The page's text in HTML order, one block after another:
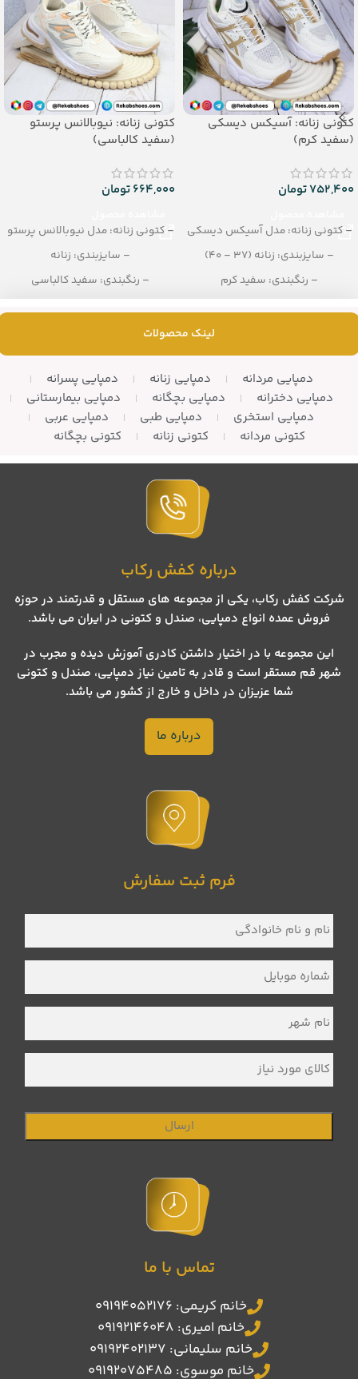
کتونی زنانه: آسیکس دیسکی
(سفید کرم)
752,400تومان
– کتونی زنانه: مدل آسیکس دیسکی
– سایزبندی: زنانه (37 – 40)
– رنگبندی: سفید کرم
– تعداد در کارتن: 8 جفت
کتونی زنانه: نیوبالانس پرستو
(سفید کالباسی)
664,000تومان
– کتونی زنانه: مدل نیوبالانس پرستو
– سایزبندی: زنانه
– رنگبندی: سفید کالباسی
لینک محصولات
دمپایی مردانه دمپایی زنانه
دمپایی پسرانه
دمپایی دخترانه
دمپایی بچگانه
دمپایی بیمارستانی
دمپایی استخری
دمپایی طبی
دمپایی عربی
کتونی مردانه
کتونی زنانه کتونی بچگانه
درباره کفش رکاب
شرکت کفش رکاب، یکی از مجموعه های مستقل و قدرتمند در حوزه
فروش عمده انواع دمپایی، صندل و کتونی در ایران می باشد.
این مجموعه با در اختیار داشتن کادری آموزش دیده و مجرب در
شهر قم مستقر است و قادر به تامین نیاز دمپایی، صندل و کتونی
شما عزیزان در داخل و خارج از کشور می باشد.
درباره ما
فرم ثبت سفارش
نام
و
نام
خانوادگی *
شماره
موبایل *
نام
شهر *
کالای
مورد
نیاز
تماس با ما
خانم کریمی: 09194052176
خانم امیری: 09192146048
خانم سلیمانی: 09192402137
خانم موسوی: 09192075485